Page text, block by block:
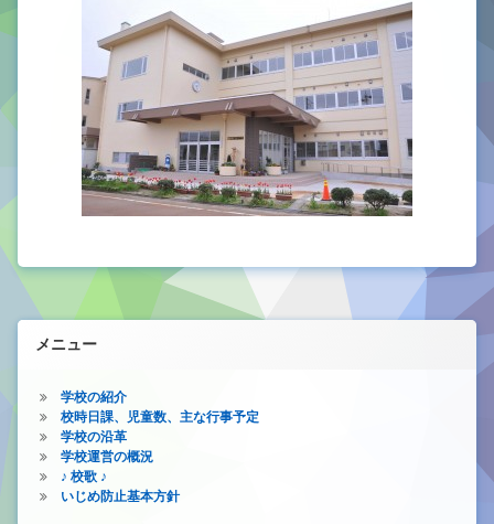
メニュー
学校の紹介
校時日課、児童数、主な行事予定
学校の沿革
学校運営の概況
♪ 校歌 ♪
いじめ防止基本方針